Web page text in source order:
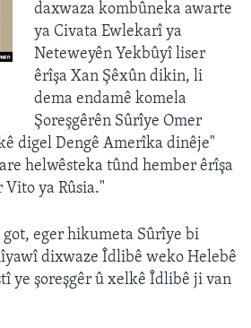
daxwaza kombûneka awarte
ya Civata Ewlekarî ya
Neteweyên Yekbûyî liser
êrîşa Xan Şêxûn dikin, li
dema endamê komela
Şoreşgêrên Sûrîye Omer
digel Dengê Amerîka dinêje"
helwêsteka tûnd hember êrîşa
ya Rûsia."
eger hikumeta Sûrîye bi
dixwaze Îdlibê weko Helebê
ye şoreşgêr û xelkê Îdlibê ji van